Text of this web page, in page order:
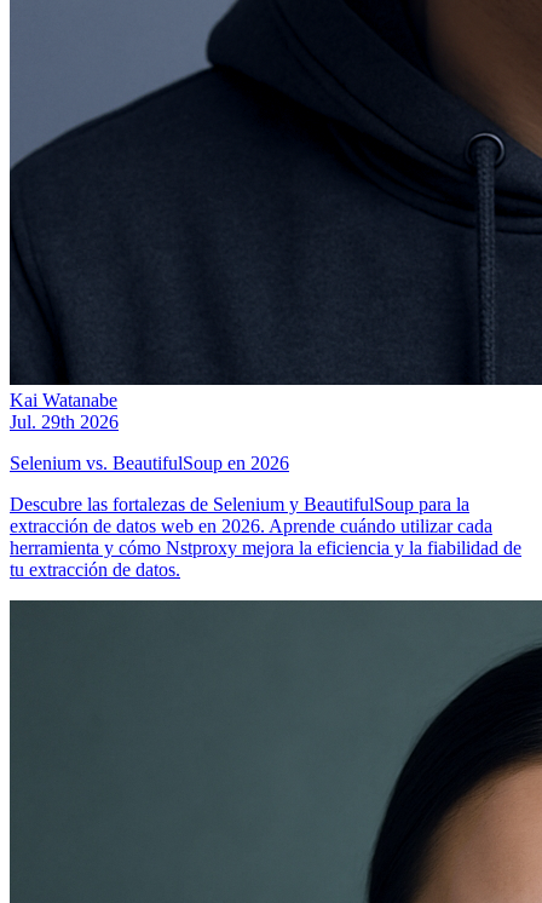
Kai Watanabe
Jul. 29th 2026
Selenium vs. BeautifulSoup en 2026
Descubre las fortalezas de Selenium y BeautifulSoup para la
extracción de datos web en 2026. Aprende cuándo utilizar cada
herramienta y cómo Nstproxy mejora la eficiencia y la fiabilidad de
tu extracción de datos.